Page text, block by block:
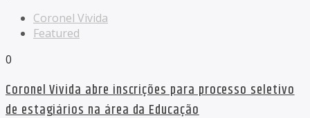
Coronel Vivida
Featured
0
Coronel Vivida abre inscrições para processo seletivo
de estagiários na área da Educação